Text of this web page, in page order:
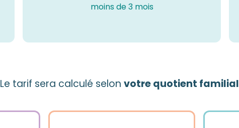
moins de 3 mois
Le tarif sera calculé selon votre quotient familial